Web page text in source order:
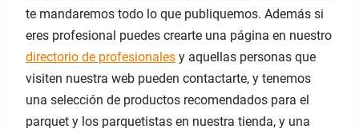
te mandaremos todo lo que publiquemos. Además si
eres profesional puedes crearte una página en nuestro
directorio de profesionales y aquellas personas que
visiten nuestra web pueden contactarte, y tenemos
una selección de productos recomendados para el
parquet y los parquetistas en nuestra tienda, y una